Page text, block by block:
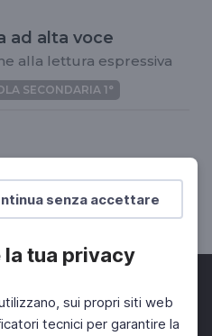
senza accettare
la tua privacy
sui propri siti web
tecnici per garantire la
ad alta voce
alla lettura espressiva
SECONDARIA 1°
alta voce
SECONDARIA 1°